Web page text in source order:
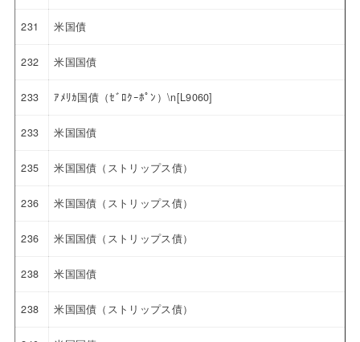
231 米国債
232 米国国債
233 ｱﾒﾘｶ国債（ｾﾞﾛｸｰﾎﾟﾝ）\n[L9060]
233 米国国債
235 米国国債（ストリップス債）
236 米国国債（ストリップス債）
236 米国国債（ストリップス債）
238 米国国債
238 米国国債（ストリップス債）